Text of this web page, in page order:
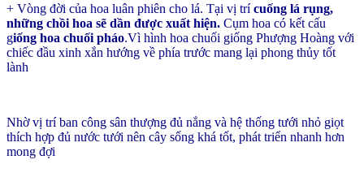
+ Vòng đời của hoa luân phiên cho lá. Tại vị trícuống lá rụng,
những chồi hoa sẽ dần được xuất hiện. Cụm hoa có kết cấu
giống hoa chuối pháo.Vì hình hoa chuối giống Phượng Hoàng với
chiếc đầu xinh xắn hướng về phía trước mang lại phong thủy tốt
lành
Nhờ vị trí ban công sân thượng đủ nắng và hệ thống tưới nhỏ giọt
thích hợp đủ nước tưới nên cây sống khá tốt, phát triển nhanh hơn
mong đợi